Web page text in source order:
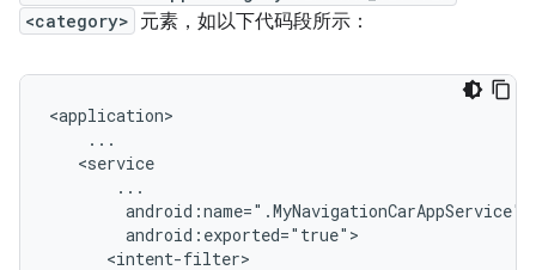
<category> 元素，如以下代码段所示：